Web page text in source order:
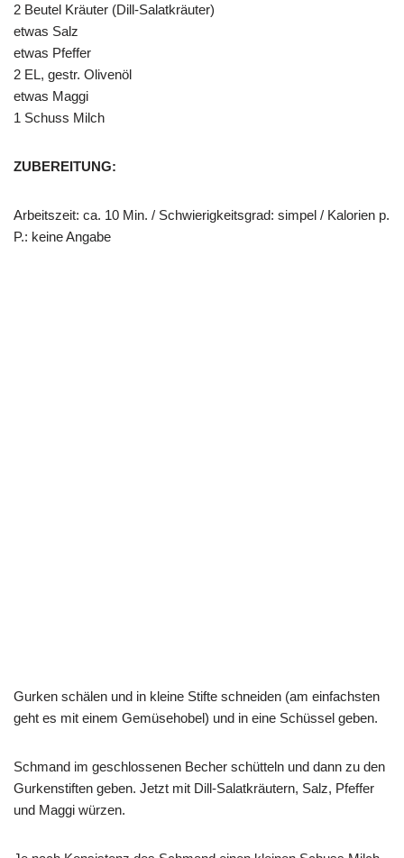
2 Beutel Kräuter (Dill-Salatkräuter)
etwas Salz
etwas Pfeffer
2 EL, gestr. Olivenöl
etwas Maggi
1 Schuss Milch
ZUBEREITUNG:
Arbeitszeit: ca. 10 Min. / Schwierigkeitsgrad: simpel / Kalorien p.
P.: keine Angabe
Gurken schälen und in kleine Stifte schneiden (am einfachsten
geht es mit einem Gemüsehobel) und in eine Schüssel geben.
Schmand im geschlossenen Becher schütteln und dann zu den
Gurkenstiften geben. Jetzt mit Dill-Salatkräutern, Salz, Pfeffer
und Maggi würzen.